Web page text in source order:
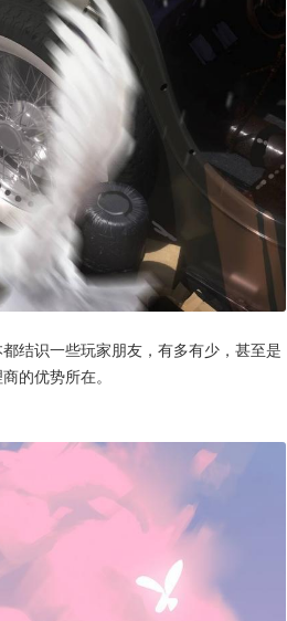
结识一些玩家朋友，有多有少，甚至是
的优势所在。